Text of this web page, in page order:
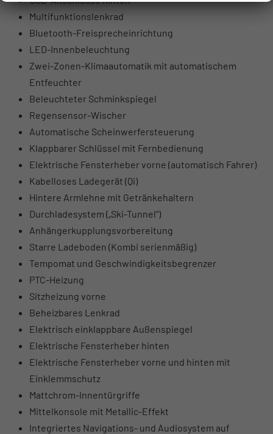
Multifunktionslenkrad
Bluetooth-Freisprecheinrichtung
LED-Innenbeleuchtung
Zwei-Zonen-Klimaautomatik mit automatischem
Entfeuchter
Beleuchteter Schminkspiegel
Regensensor-Wischer
Automatische Scheinwerfersteuerung
Klappbarer Schlüssel mit Fernbedienung
Elektrische Fensterheber vorne (automatisch Fahrer)
Kabelloses Ladegerät (Qi)
Hintere Armlehne mit Getränkehaltern
Durchladesystem („Ski-Tunnel“)
Anhängerkupplungsvorbereitung
Starre Ladeboden (Kombi serienmäßig)
Tempomat und Geschwindigkeitsbegrenzer
PTC-Heizung
Sitzheizung vorne
Beheizbares Lenkrad
Elektrisch einklappbare Außenspiegel
Elektrische Fensterheber hinten
Elektrische Fensterheber vorne und hinten mit
Einklemmschutz
Mattchrom-Innentürgriffe
Mittelkonsole mit Metallic-Effekt
Integriertes Navigations- und Audiosystem auf